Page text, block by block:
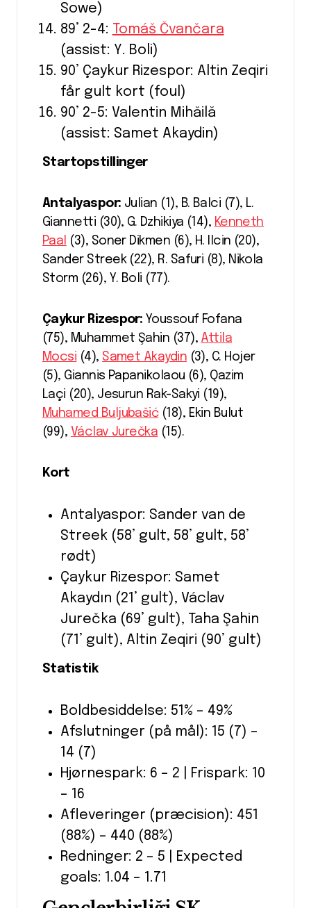
Sowe)
89’ 2-4:
Tomáš Čvančara
(assist: Y. Boli)
90’ Çaykur Rizespor: Altin Zeqiri
får gult kort (foul)
90’ 2-5: Valentin Mihăilă
(assist: Samet Akaydin)
Startopstillinger
Antalyaspor: Julian (1), B. Balci (7), L.
Giannetti (30), G. Dzhikiya (14), Kenneth
Paal
(3), Soner Dikmen (6), H. Ilcin (20),
Sander Streek (22), R. Safuri (8), Nikola
Storm (26), Y. Boli (77).
Çaykur Rizespor: Youssouf Fofana
(75), Muhammet Şahin (37), Attila
Mocsi (4), Samet Akaydin (3), C. Hojer
(5), Giannis Papanikolaou (6), Qazim
Laçi (20), Jesurun Rak-Sakyi (19),
Muhamed Buljubašić(18), Ekin Bulut
(99), Václav Jurečka (15).
Kort
Antalyaspor: Sander van de
Streek (58’ gult, 58’ gult, 58’
rødt)
Çaykur Rizespor: Samet
Akaydın (21’ gult), Václav
Jurečka (69’ gult), Taha Şahin
(71’ gult), Altin Zeqiri (90’ gult)
Statistik
Boldbesiddelse: 51% – 49%
Afslutninger (på mål): 15 (7) –
14 (7)
Hjørnespark: 6 – 2 | Frispark: 10
– 16
Afleveringer (præcision): 451
(88%) – 440 (88%)
Redninger: 2 – 5 | Expected
goals: 1.04 – 1.71